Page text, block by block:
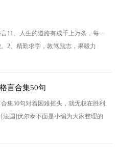
11、人生的道路有成千上万条，每一
2、精勤求学，敦笃励志，果毅力
言合集50句
集50句对着困难摇头，就无权在胜利
国]伏尔泰下面是小编为大家整理的